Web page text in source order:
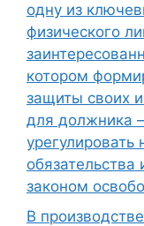
одну из
физического
котором
защиты своих
для должника
обязательства
законом
В